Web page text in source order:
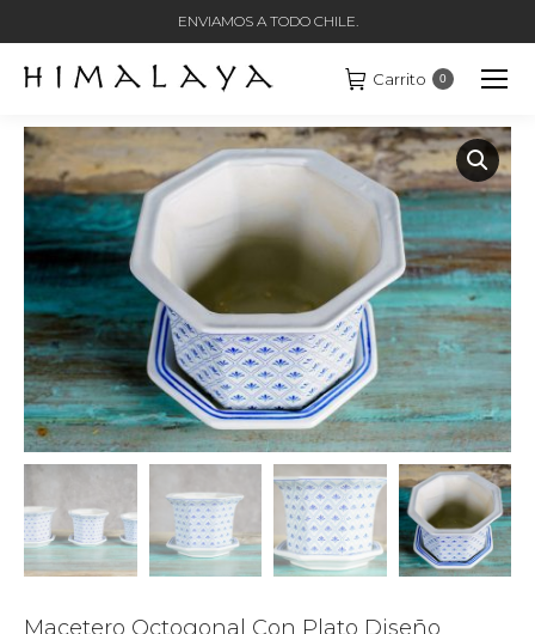
ENVIAMOS A TODO CHILE.
Carrito 0
Macetero Octogonal Con Plato Diseño